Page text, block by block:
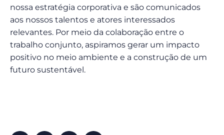
nossa estratégia corporativa e são comunicados
aos nossos talentos e atores interessados
relevantes. Por meio da colaboração entre o
trabalho conjunto, aspiramos gerar um impacto
positivo no meio ambiente e a construção de um
futuro sustentável.